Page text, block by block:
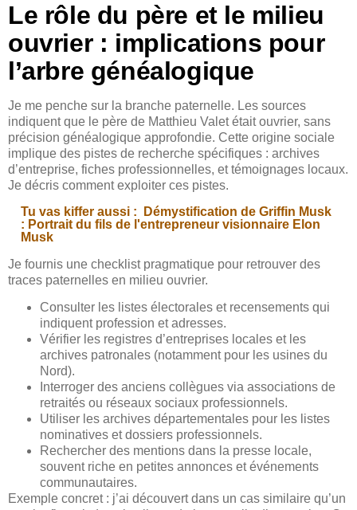
Le rôle du père et le milieu
ouvrier : implications pour
l’arbre généalogique
Je me penche sur la branche paternelle. Les sources
indiquent que le père de Matthieu Valet était ouvrier, sans
précision généalogique approfondie. Cette origine sociale
implique des pistes de recherche spécifiques : archives
d’entreprise, fiches professionnelles, et témoignages locaux.
Je décris comment exploiter ces pistes.
Tu vas kiffer aussi :
Démystification de Griffin Musk
: Portrait du fils de l'entrepreneur visionnaire Elon
Musk
Je fournis une checklist pragmatique pour retrouver des
traces paternelles en milieu ouvrier.
Consulter les listes électorales et recensements qui
indiquent profession et adresses.
Vérifier les registres d’entreprises locales et les
archives patronales (notamment pour les usines du
Nord).
Interroger des anciens collègues via associations de
retraités ou réseaux sociaux professionnels.
Utiliser les archives départementales pour les listes
nominatives et dossiers professionnels.
Rechercher des mentions dans la presse locale,
souvent riche en petites annonces et événements
communautaires.
Exemple concret : j’ai découvert dans un cas similaire qu’un